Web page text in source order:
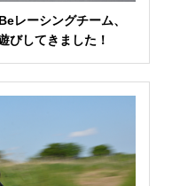
レーシングチーム、
びしてきました！